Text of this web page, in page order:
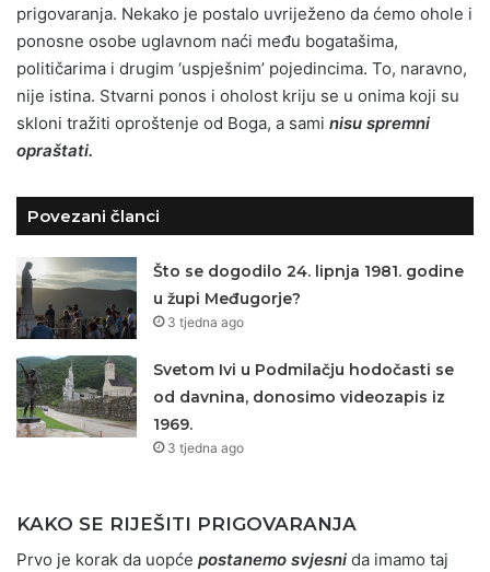
prigovaranja. Nekako je postalo uvriježeno da ćemo ohole i
ponosne osobe uglavnom naći među bogatašima,
političarima i drugim ‘uspješnim’ pojedincima. To, naravno,
nije istina. Stvarni ponos i oholost kriju se u onima koji su
skloni tražiti oproštenje od Boga, a sami nisu spremni
opraštati.
Povezani članci
Što se dogodilo 24. lipnja 1981. godine
u župi Međugorje?
3 tjedna ago
Svetom Ivi u Podmilačju hodočasti se
od davnina, donosimo videozapis iz
1969.
3 tjedna ago
KAKO SE RIJEŠITI PRIGOVARANJA
Prvo je korak da uopće postanemo svjesni da imamo taj